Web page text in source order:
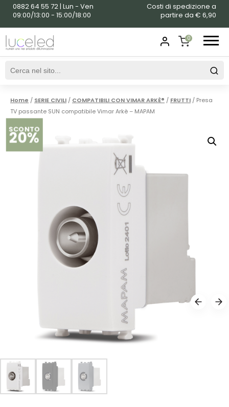
0882 64 55 72 | Lun - Ven
09:00/13:00 - 15:00/18:00
Costi di spedizione a
partire da € 6,90
0
SHOPPING
Home / SERIE CIVILI / COMPATIBILI CON VIMAR ARKÈ® / FRUTTI / Presa
TV passante SUN compatibile Vimar Arkè – MAPAM
SCONTO
20%